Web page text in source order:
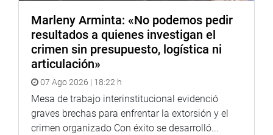
Marleny Arminta: «No podemos pedir
resultados a quienes investigan el
crimen sin presupuesto, logística ni
articulación»
07 Ago 2026 | 18:22 h
Mesa de trabajo interinstitucional evidenció
graves brechas para enfrentar la extorsión y el
crimen organizado Con éxito se desarrolló...